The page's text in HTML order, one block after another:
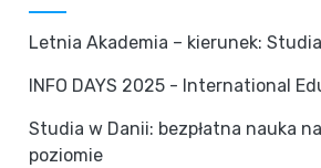
Letnia Akademia – kierunek:
INFO DAYS 2025 - International
Studia w Danii: bezpłatna nauka
poziomie